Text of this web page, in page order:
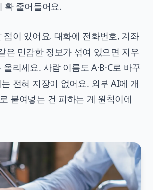
확 줄어들어요.
점이 있어요. 대화에 전화번호, 계좌
은 민감한 정보가 섞여 있으면 지우
리세요. 사람 이름도 A·B·C로 바꾸
전혀 지장이 없어요. 외부 AI에 개
붙여넣는 건 피하는 게 원칙이에